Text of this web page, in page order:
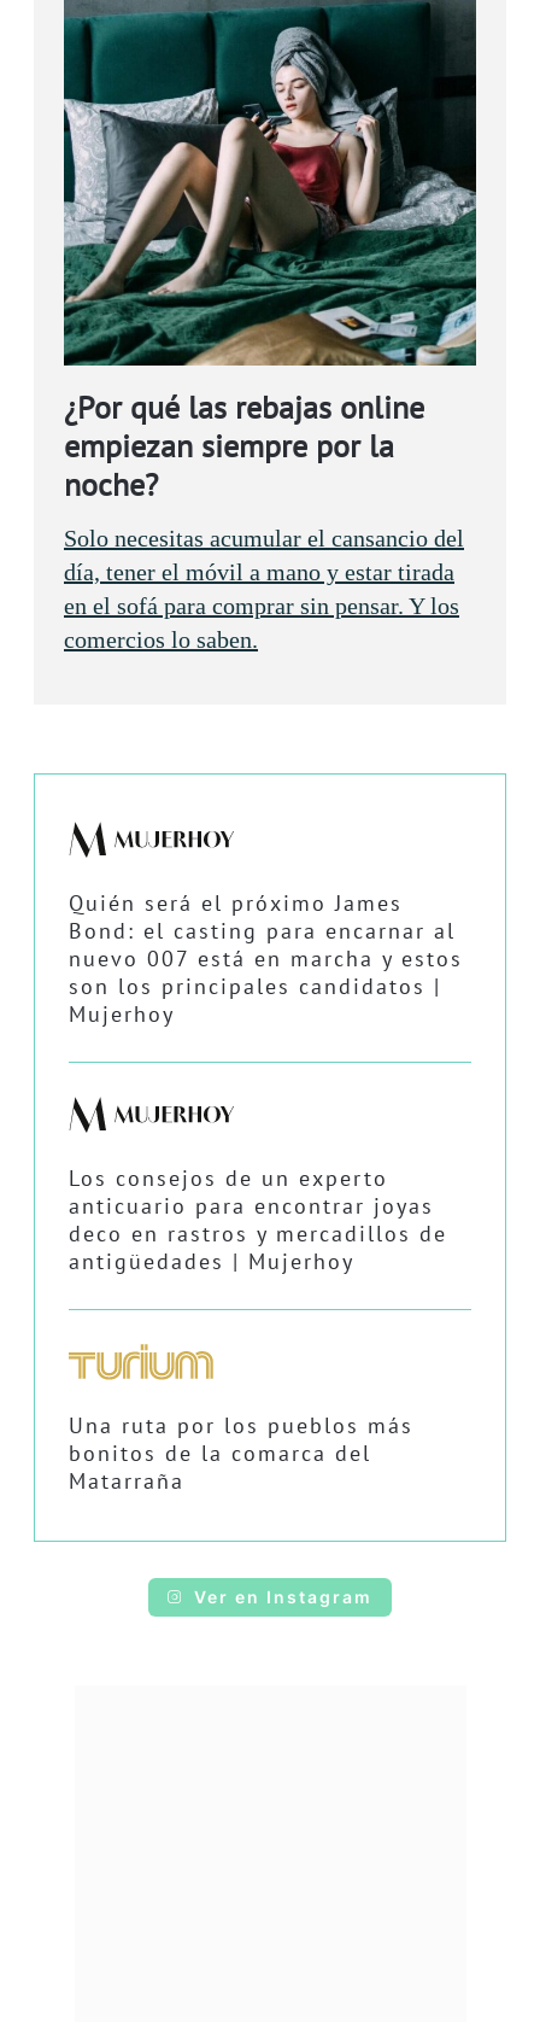
¿Por qué las rebajas online
empiezan siempre por la
noche?
Solo necesitas acumular el cansancio del
día, tener el móvil a mano y estar tirada
en el sofá para comprar sin pensar. Y los
comercios lo saben.
Quién será el próximo James
Bond: el casting para encarnar al
nuevo 007 está en marcha y estos
son los principales candidatos |
Mujerhoy
Los consejos de un experto
anticuario para encontrar joyas
deco en rastros y mercadillos de
antigüedades | Mujerhoy
Una ruta por los pueblos más
bonitos de la comarca del
Matarraña
Ver en Instagram